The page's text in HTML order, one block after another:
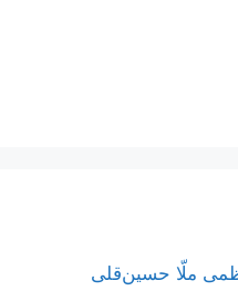
ملّا حسین‌قلی